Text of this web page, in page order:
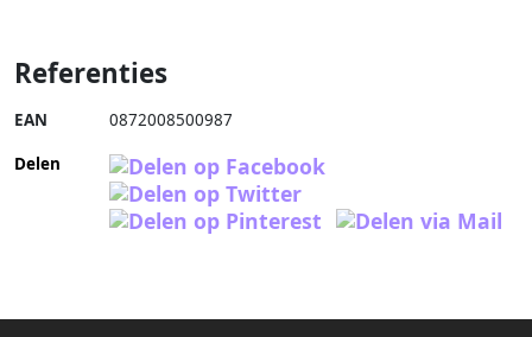
Referenties
EAN 0872008500987
Delen